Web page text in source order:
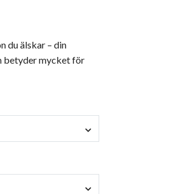
du älskar – din
betyder mycket för